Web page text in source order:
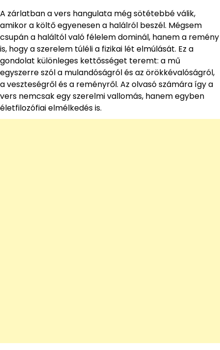
A zárlatban a vers hangulata még sötétebbé válik,
amikor a költő egyenesen a halálról beszél. Mégsem
csupán a haláltól való félelem dominál, hanem a remény
is, hogy a szerelem túléli a fizikai lét elmúlását. Ez a
gondolat különleges kettősséget teremt: a mű
egyszerre szól a mulandóságról és az örökkévalóságról,
a veszteségről és a reményről. Az olvasó számára így a
vers nemcsak egy szerelmi vallomás, hanem egyben
életfilozófiai elmélkedés is.